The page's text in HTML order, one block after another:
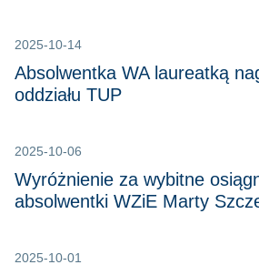
2025-10-14
Absolwentka WA laureatką
oddziału TUP
2025-10-06
Wyróżnienie za wybitne
absolwentki WZiE Marty
2025-10-01